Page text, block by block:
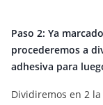
Paso 2: Ya
procederemos a
adhesiva para
Dividiremos en 2